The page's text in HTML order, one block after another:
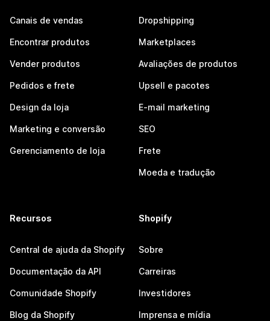
Canais de vendas
Encontrar produtos
Vender produtos
Pedidos e frete
Design da loja
Marketing e conversão
Gerenciamento de loja
Dropshipping
Marketplaces
Avaliações de produtos
Upsell e pacotes
E-mail marketing
SEO
Frete
Moeda e tradução
Recursos
Central de ajuda da Shopify
Documentação da API
Comunidade Shopify
Blog da Shopify
Shopify
Sobre
Carreiras
Investidores
Imprensa e mídia